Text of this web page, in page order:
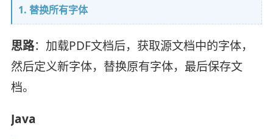
1. 替换所有字体
思路：加载PDF文档后，获取源文档中的字体，
然后定义新字体，替换原有字体，最后保存文
档。
Java